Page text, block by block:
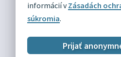
informácií vZásadách
súkromia.
Prijať
Mapa
Zásady ochrany osobných